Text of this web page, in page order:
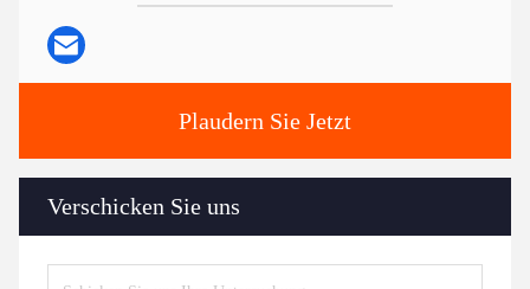
Plaudern Sie Jetzt
Verschicken Sie uns